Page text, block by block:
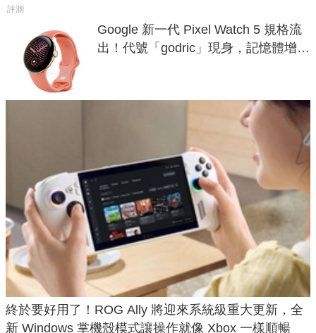
評測
Google 新一代 Pixel Watch 5 規格流
出！代號「godric」現身，記憶體增強
終於要好用了！ROG Ally 將迎來系統級重大更新，全
新 Windows 掌機殼模式讓操作就像 Xbox 一樣順暢